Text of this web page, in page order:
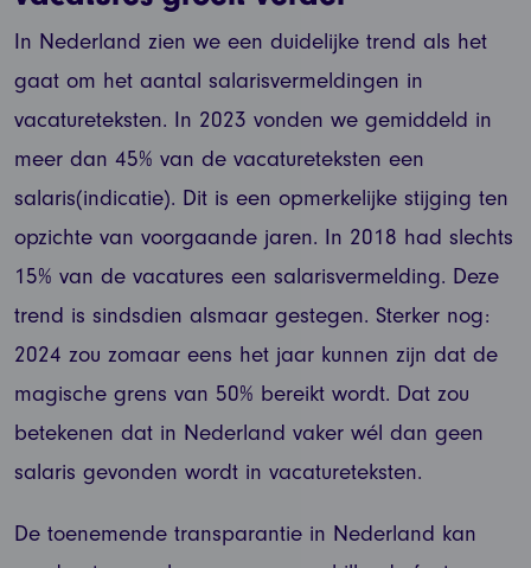
In Nederland zien we een duidelijke trend als het
gaat om het aantal salarisvermeldingen in
vacatureteksten. In 2023 vonden we gemiddeld in
meer dan 45% van de vacatureteksten een
salaris(indicatie). Dit is een opmerkelijke stijging ten
opzichte van voorgaande jaren. In 2018 had slechts
15% van de vacatures een salarisvermelding. Deze
trend is sindsdien alsmaar gestegen. Sterker nog:
2024 zou zomaar eens het jaar kunnen zijn dat de
magische grens van 50% bereikt wordt. Dat zou
betekenen dat in Nederland vaker wél dan geen
salaris gevonden wordt in vacatureteksten.
De toenemende transparantie in Nederland kan